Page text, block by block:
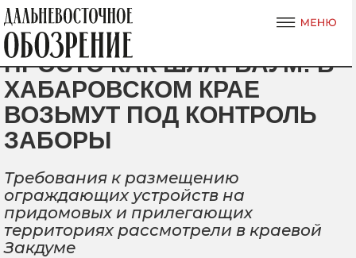
ПРОСТО КАК ШЛАГБАУМ: В
ХАБАРОВСКОМ КРАЕ
ВОЗЬМУТ ПОД КОНТРОЛЬ
ЗАБОРЫ
Требования к размещению
ограждающих устройств на
придомовых и прилегающих
территориях рассмотрели в краевой
Закдуме